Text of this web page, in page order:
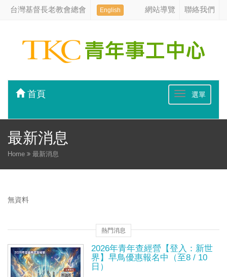
台灣基督長老教會總會 English 網站導覽 聯絡我們
選單
首頁
最新消息
Home 最新消息
無資料
熱門消息
2026年青年查經營【登入：新世
界】早鳥優惠報名中（至8 / 10
日）